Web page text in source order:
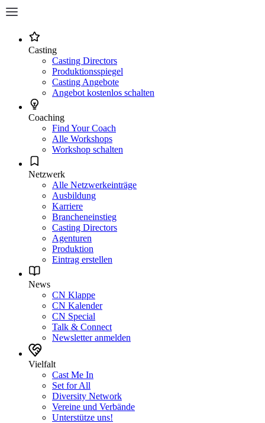
Casting
Casting Directors
Produktionsspiegel
Casting Angebote
Angebot kostenlos schalten
Coaching
Find Your Coach
Alle Workshops
Workshop schalten
Netzwerk
Alle Netzwerkeinträge
Ausbildung
Karriere
Brancheneinstieg
Casting Directors
Agenturen
Produktion
Eintrag erstellen
News
CN Klappe
CN Kalender
CN Special
Talk & Connect
Newsletter anmelden
Vielfalt
Cast Me In
Set for All
Diversity Network
Vereine und Verbände
Unterstütze uns!